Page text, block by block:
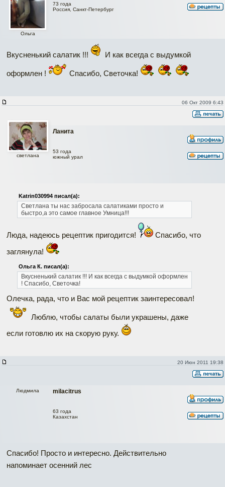
Ольга
73 года
Россия, Санкт-Петербург
Вкусненький салатик !!! И как всегда с выдумкой
оформлен ! Спасибо, Светочка!
06 Окт 2009 6:43
Ланита
светлана
53 года
южный урал
Katrin030994 писал(а):
Светлана ты нас забросала салатиками просто и
быстро,а это самое главное Умница!!!
Люда, надеюсь рецептик пригодится!
Спасибо, что
заглянула!
Ольга К. писал(а):
Вкусненький салатик !!! И как всегда с выдумкой оформлен
! Спасибо, Светочка!
Олечка, рада, что и Вас мой рецептик заинтересовал!
Люблю, чтобы салаты были украшены, даже
если готовлю их на скорую руку.
20 Июн 2011 19:38
milacitrus
Людмила
63 года
Казахстан
Спасибо! Просто и интересно. Действительно
напоминает осенний лес